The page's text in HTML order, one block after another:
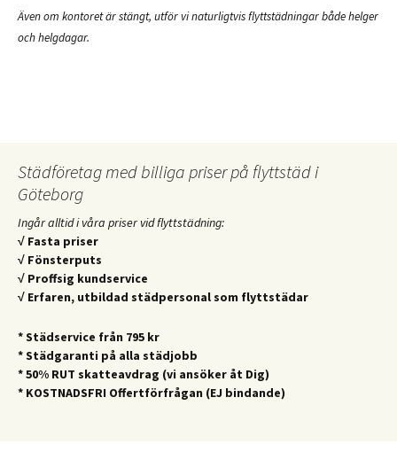
Även om kontoret är stängt, utför vi naturligtvis flyttstädningar både helger
och helgdagar.
Städföretag med billiga priser på flyttstäd i
Göteborg
Ingår alltid i våra priser vid flyttstädning:
√ Fasta priser
√ Fönsterputs
√ Proffsig kundservice
√ Erfaren, utbildad städpersonal som flyttstädar
* Städservice från 795 kr
* Städgaranti på alla städjobb
* 50% RUT skatteavdrag (vi ansöker åt Dig)
* KOSTNADSFRI Offertförfrågan (EJ bindande)